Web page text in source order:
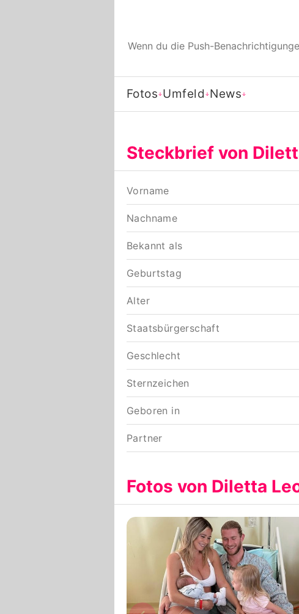
Wenn du die Push-
Fotos Umfeld News
Steckbrief von
Vorname
Nachname
Bekannt als
Geburtstag
Alter
Staatsbürgerschaft
Geschlecht
Sternzeichen
Geboren in
Partner
Fotos von Diletta